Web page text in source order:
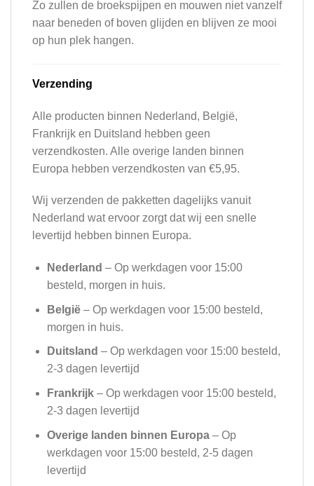
Zo zullen de broekspijpen en mouwen niet vanzelf
naar beneden of boven glijden en blijven ze mooi
op hun plek hangen.
Verzending
Alle producten binnen Nederland, België,
Frankrijk en Duitsland hebben geen
verzendkosten. Alle overige landen binnen
Europa hebben verzendkosten van €5,95.
Wij verzenden de pakketten dagelijks vanuit
Nederland wat ervoor zorgt dat wij een snelle
levertijd hebben binnen Europa.
Nederland – Op werkdagen voor 15:00
besteld, morgen in huis.
België– Op werkdagen voor 15:00 besteld,
morgen in huis.
Duitsland – Op werkdagen voor 15:00 besteld,
2-3 dagen levertijd
Frankrijk– Op werkdagen voor 15:00 besteld,
2-3 dagen levertijd
Overige landen binnen Europa– Op
werkdagen voor 15:00 besteld, 2-5 dagen
levertijd